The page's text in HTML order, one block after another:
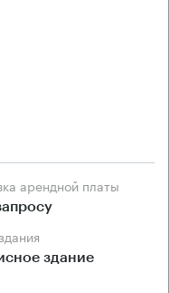
арендной платы
здание